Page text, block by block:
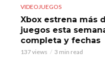
VIDEOJUEGOS
Xbox estrena más
juegos esta
completa y fechas
137 views 3 min read